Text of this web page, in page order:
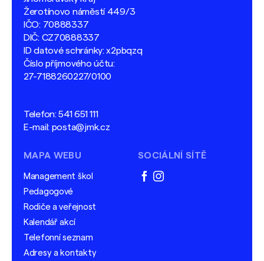
Žerotínovo náměstí 449/3
IČO: 70888337
DIČ: CZ70888337
ID datové schránky: x2pbqzq
Číslo příjmového účtu:
27-7188260227/0100
Telefon:541 651 111
E-mail: posta@jmk.cz
MAPA WEBU
Management škol
Pedagogové
Rodiče a veřejnost
Kalendář akcí
Telefonní seznam
Adresy a kontakty
SOCIÁLNÍ SÍTĚ
facebook
instagram